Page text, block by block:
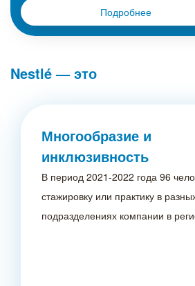
Подробнее
Nestlé — это
Многообразие и
инклюзивность
В период 2021-2022 года 96
стажировку или практику в
подразделениях компании в